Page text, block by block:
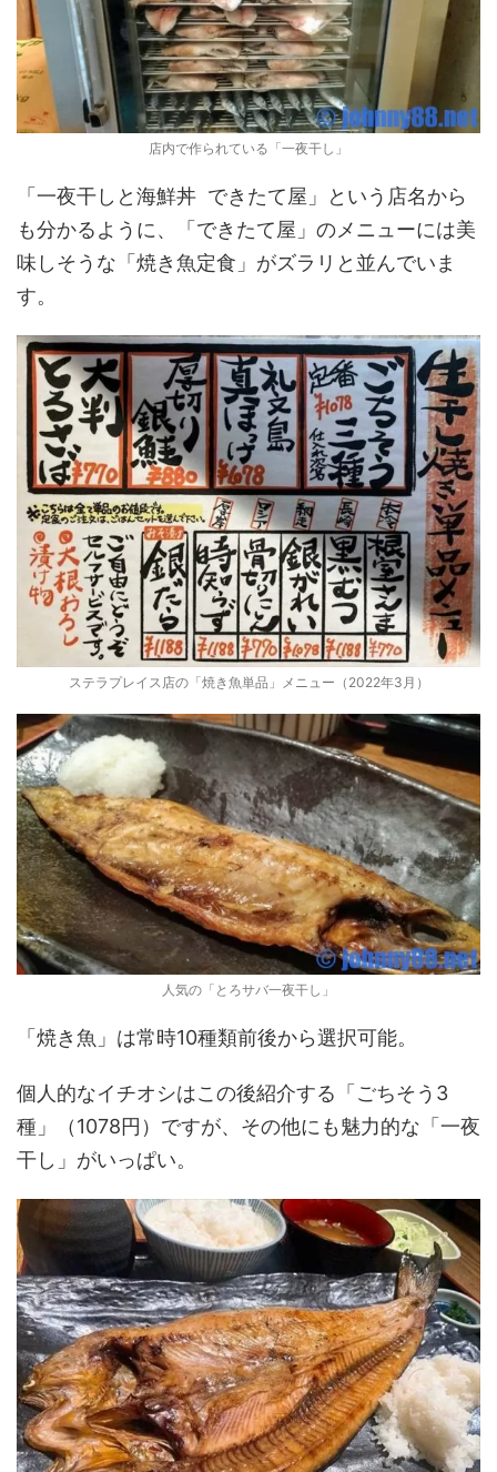
店内で作られている「一夜干し」
「一夜干しと海鮮丼 できたて屋」という店名から
も分かるように、「できたて屋」のメニューには美
味しそうな「焼き魚定食」がズラリと並んでいま
す。
ステラプレイス店の「焼き魚単品」メニュー（2022年3月）
人気の「とろサバ一夜干し」
「焼き魚」は常時10種類前後から選択可能。
個人的なイチオシはこの後紹介する「ごちそう3
種」（1078円）ですが、その他にも魅力的な「一夜
干し」がいっぱい。